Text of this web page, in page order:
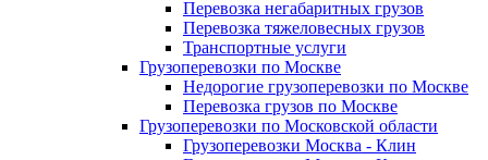
Перевозка негабаритных грузов
Перевозка тяжеловесных грузов
Транспортные услуги
Грузоперевозки по Москве
Недорогие грузоперевозки по Москве
Перевозка грузов по Москве
Грузоперевозки по Московской области
Грузоперевозки Москва - Клин